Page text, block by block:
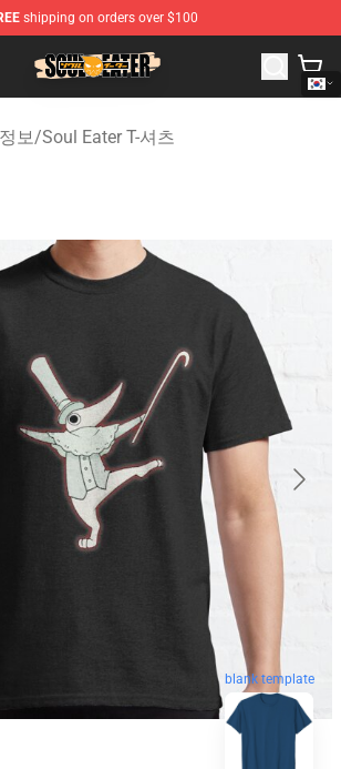
shipping on orders over $100
- Official Soul Eater Merchandise Shop
보/Soul Eater T-셔츠
blank template